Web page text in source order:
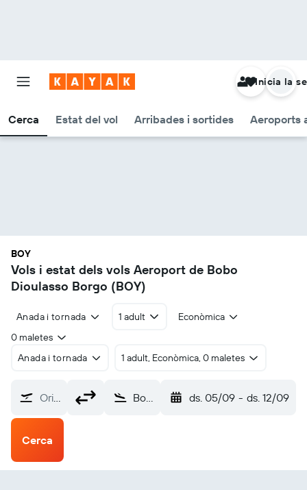
Cerca Estat del vol Arribades i sortides Aeroports
Inicia la
BOY
Vols i estat dels vols Aeroport de Bobo
Dioulasso Borgo (BOY)
Anada i tornada 1 adult
Econòmica
0 maletes
Anada i tornada
1 adult, Econòmica, 0 maletes
Origen? Bobo Dioulasso Borgo (BOY) ds. 05/09 - ds. 12/09
Cerca